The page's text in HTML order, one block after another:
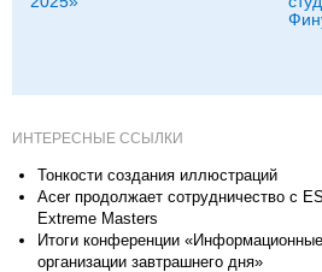
ИНТЕРЕСНЫЕ ССЫЛКИ
Тонкости создания иллюстраций
Acer продолжает сотрудничество с
Extreme Masters
Итоги конференции
организации завтрашнего дня»